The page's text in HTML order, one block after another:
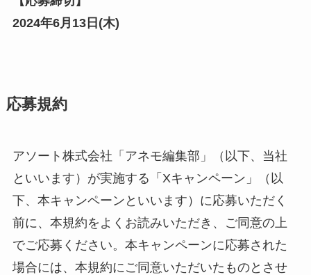
2024年6月13日(木)
応募規約
アソート株式会社「アネモ編集部」（以下、当社
といいます）が実施する「Xキャンペーン」（以
下、本キャンペーンといいます）に応募いただく
前に、本規約をよくお読みいただき、ご同意の上
でご応募ください。本キャンペーンに応募された
場合には、本規約にご同意いただいたものとさせ